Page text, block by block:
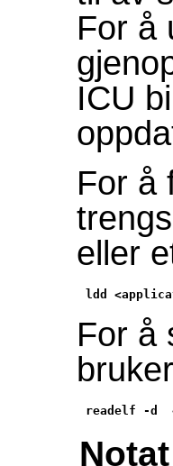
For å
ICU
For å
eller
ldd
For å
readelf -d
Notat